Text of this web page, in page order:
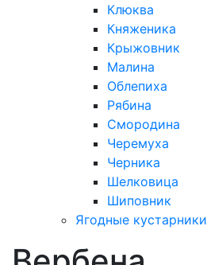
Клюква
Княженика
Крыжовник
Малина
Облепиха
Рябина
Смородина
Черемуха
Черника
Шелковица
Шиповник
Ягодные кустарники